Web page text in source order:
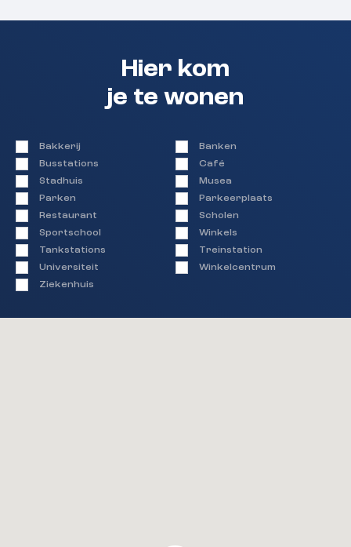
Hier kom
je te wonen
Bakkerij
Banken
Busstations
Café
Stadhuis
Musea
Parken
Parkeerplaats
Restaurant
Scholen
Sportschool
Winkels
Tankstations
Treinstation
Universiteit
Winkelcentrum
Ziekenhuis